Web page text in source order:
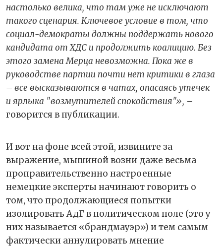
настолько велика, что там уже не исключают
такого сценария. Ключевое условие в том, что
социал-демократы должны поддержать нового
кандидата от ХДС и продолжить коалицию. Без
этого замена Мерца невозможна. Пока же в
руководстве партии почти нет критики в глаза
– все высказываются в чатах, опасаясь утечек
и ярлыка "возмутителей спокойствия"», –
говорится в публикации.
И вот на фоне всей этой, извините за
выражение, мышиной возни даже весьма
проправительственно настроенные
немецкие эксперты начинают говорить о
том, что продолжающиеся попытки
изолировать АдГ в политическом поле (это у
них называется «брандмауэр») и тем самым
фактически аннулировать мнение